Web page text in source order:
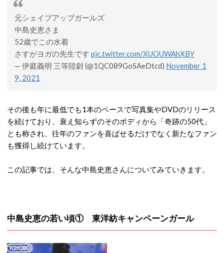
元シェイプアップガールズ
中島史恵さま
52歳でこの水着
さすがヨガの先生です pic.twitter.com/XUOUWAhXBY
— 伊庭義明 三等陸尉 (@1QC089GoSAeDtcd) November 1
9, 2021
その後も年に最低でも1本のペースで写真集やDVDのリリース
を続けており、衰え知らずのそのボディから「奇跡の50代」
とも称され、往年のファンを喜ばせるだけでなく新たなファン
も獲得し続けています。
この記事では、そんな中島史恵さんについてみていきます。
中島史恵の若い頃① 東洋紡キャンペーンガール